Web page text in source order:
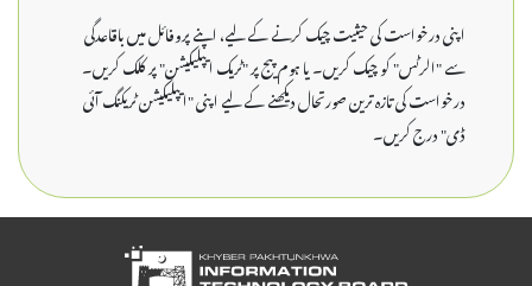
اپنی درخواست کی حیثیت چیک کرنے کے لیے، اپنے پروفائل میں باقاعدگی
سے "الرٹس" کو چیک کریں۔ یا ہوم پیج پر "ٹریک ایپلیکیشن" پر کلک کریں۔
درخواست کی تازہ ترین صورتحال دیکھنے کے لیے اپنی "ایپلیکیشن ٹریکنگ آئی
ڈی" درج کریں۔